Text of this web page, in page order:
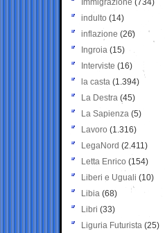
Immigrazione (734)
indulto (14)
inflazione (26)
Ingroia (15)
Interviste (16)
la casta (1.394)
La Destra (45)
La Sapienza (5)
Lavoro (1.316)
LegaNord (2.411)
Letta Enrico (154)
Liberi e Uguali (10)
Libia (68)
Libri (33)
Liguria Futurista (25)